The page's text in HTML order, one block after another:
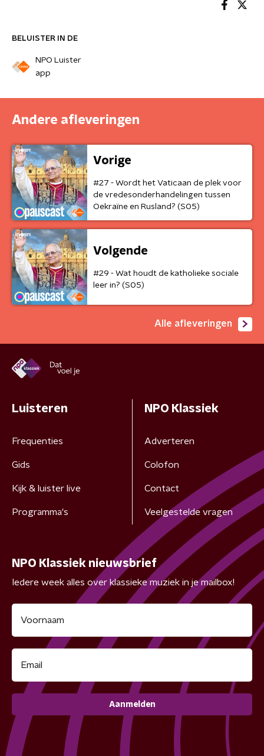
BELUISTER IN DE
NPO Luister
app
Andere afleveringen
Vorige
#27 - Wordt het Vaticaan de plek voor
de vredesonderhandelingen tussen
Oekraïne en Rusland? (S05)
Volgende
#29 - Wat houdt de katholieke sociale
leer in? (S05)
Alle afleveringen
Luisteren
Frequenties
Gids
Kijk & luister live
Programma's
NPO Klassiek
Adverteren
Colofon
Contact
Veelgestelde vragen
NPO Klassiek nieuwsbrief
Iedere week alles over klassieke muziek in je mailbox!
Aanmelden